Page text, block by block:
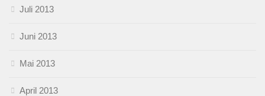
Juli 2013
Juni 2013
Mai 2013
April 2013